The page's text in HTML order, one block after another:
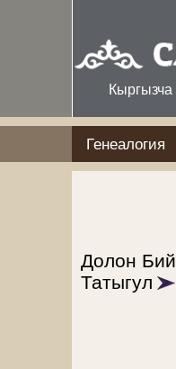
Кыргызча
Генеалогия
Долон Бий
Татыгул